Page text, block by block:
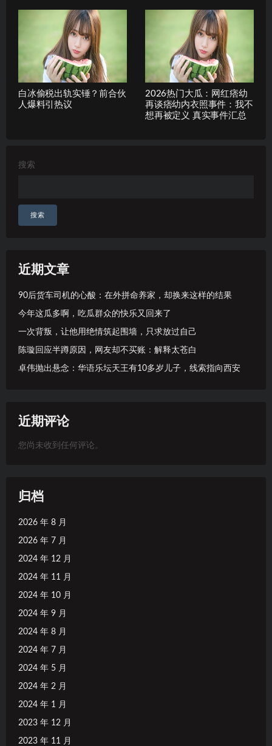
白冰偷税出轨实锤？前合伙
人爆料引热议
2026热门大瓜：网红痞幼
再谈痞幼内衣照事件：我不
想再被定义 真实事件汇总
搜索
搜索
近期文章
90后货车司机的心酸：在外拼命养家，却换来这样的结果
今年这瓜多啊，吃瓜群众的快乐又回来了
一次背叛，让他用绝情筑起围墙，只求放过自己
陈璇回应半蹲原因，网友却不买账：解释太苍白
卓伟抛出悬念：华语乐坛天王有10多岁儿子，线索指向西安
近期评论
您尚未收到任何评论。
归档
2026 年 8 月
2026 年 7 月
2024 年 12 月
2024 年 11 月
2024 年 10 月
2024 年 9 月
2024 年 8 月
2024 年 7 月
2024 年 5 月
2024 年 2 月
2024 年 1 月
2023 年 12 月
2023 年 11 月